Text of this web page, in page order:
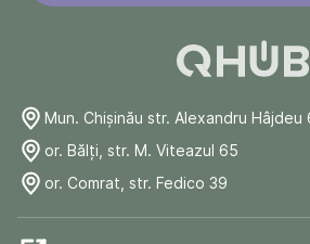
Mun. Chişinău str. Alexandru Hâjdeu
or. Bălți, str. M. Viteazul 65
or. Comrat, str. Fedico 39